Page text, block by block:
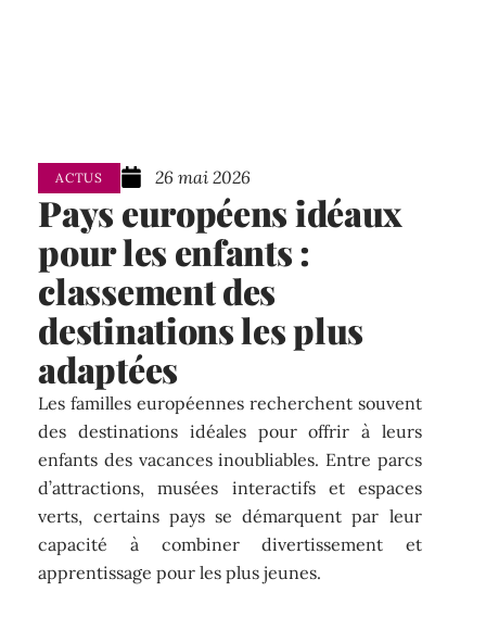
ACTUS 26 mai 2026
Pays européens idéaux
pour les enfants :
classement des
destinations les plus
adaptées
Les familles européennes recherchent souvent
des destinations idéales pour offrir à leurs
enfants des vacances inoubliables. Entre parcs
d’attractions, musées interactifs et espaces
verts, certains pays se démarquent par leur
capacité à combiner divertissement et
apprentissage pour les plus jeunes.